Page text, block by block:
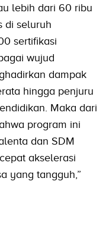
lebih dari 60 ribu
di seluruh
sertifikasi
wujud
dampak
hingga penjuru
Maka dari
program ini
dan SDM
akselerasi
yang tangguh,”